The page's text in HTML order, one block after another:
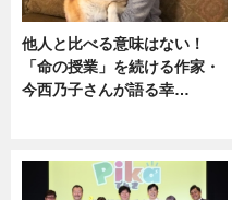
他人と比べる意味はない！
「命の授業」を続ける作家・
今西乃子さんが語る幸…